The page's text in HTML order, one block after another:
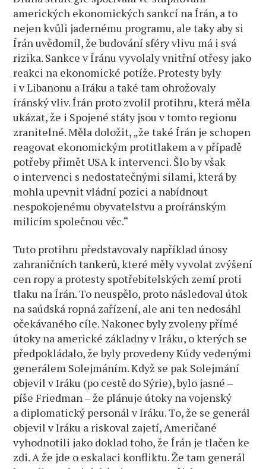
amerických ekonomických sankcí na Írán, a to
nejen kvůli jadernému programu, ale taky aby si
Írán uvědomil, že budování sféry vlivu má i svá
rizika. Sankce v Íránu vyvolaly vnitřní otřesy jako
reakci na ekonomické potíže. Protesty byly
i v Libanonu a Iráku a také tam ohrožovaly
íránský vliv. Írán proto zvolil protihru, která měla
ukázat, že i Spojené státy jsou v tomto regionu
zranitelné. Měla doložit, „že také Írán je schopen
reagovat ekonomickým protitlakem a v případě
potřeby přimět USA k intervenci. Šlo by však
o intervenci s nedostatečnými silami, která by
mohla upevnit vládní pozici a nabídnout
nespokojenému obyvatelstvu a proíránským
milicím společnou věc.“
Tuto protihru představovaly například únosy
zahraničních tankerů, které měly vyvolat zvýšení
cen ropy a protesty spotřebitelských zemí proti
tlaku na Írán. To neuspělo, proto následoval útok
na saúdská ropná zařízení, ale ani ten nedosáhl
očekávaného cíle. Nakonec byly zvoleny přímé
útoky na americké základny v Iráku, o kterých se
předpokládalo, že byly provedeny Kúdy vedenými
generálem Solejmáním. Když se pak Solejmání
objevil v Iráku (po cestě do Sýrie), bylo jasné –
píše Friedman – že plánuje útoky na vojenský
a diplomatický personál v Iráku. To, že se generál
objevil v Iráku a riskoval zajetí, Američané
vyhodnotili jako doklad toho, že Írán je tlačen ke
zdi. A že jde o eskalaci konfliktu. Že tam generál